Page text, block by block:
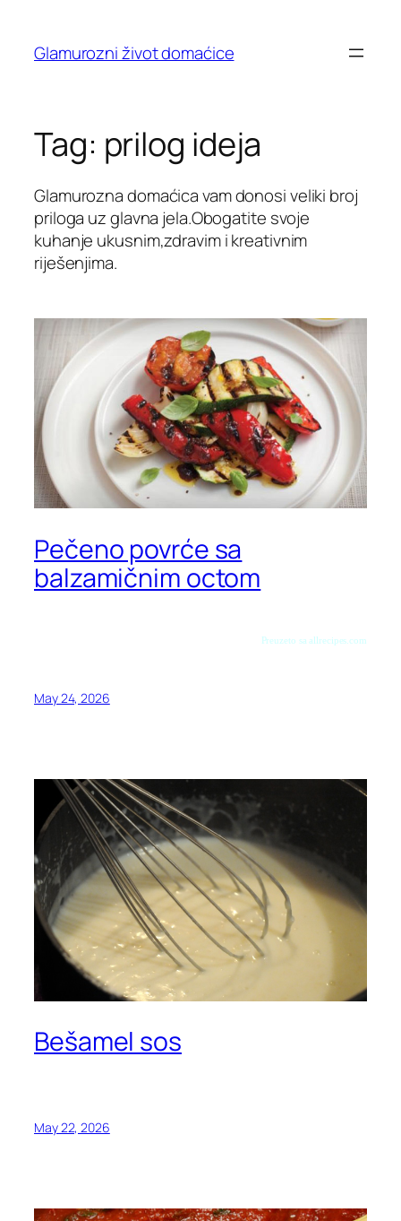
content
Glamurozni život domaćice
Tag: prilog ideja
Glamurozna domaćica vam donosi veliki broj
priloga uz glavna jela.Obogatite svoje
kuhanje ukusnim,zdravim i kreativnim
riješenjima.
Pečeno povrće sa
balzamičnim octom
Preuzeto sa allrecipes.com
May 24, 2026
Bešamel sos
May 22, 2026